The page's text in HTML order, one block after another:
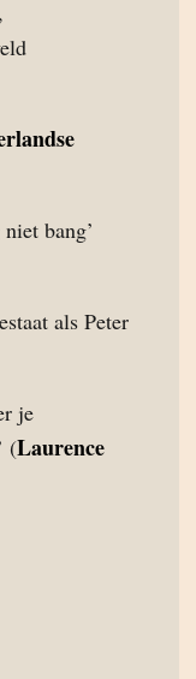
bang’
als Peter
je
(Laurence